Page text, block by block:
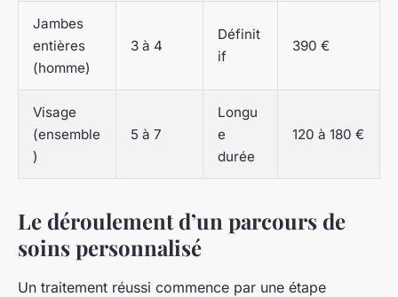
Jambes
entières
(homme)
3 à 4
Définit
if
390 €
Visage
(ensemble
)
5 à 7
Longu
e
durée
120 à 180 €
Le déroulement d’un parcours de
soins personnalisé
Un traitement réussi commence par une étape